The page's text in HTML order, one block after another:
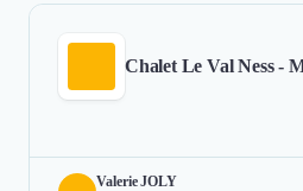
Chalet Le Val Ness -
Valerie JOLY